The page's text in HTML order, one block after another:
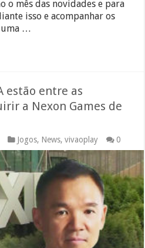
o mês das novidades e para
isso e acompanhar os
uma …
estão entre as
a Nexon Games de
Jogos, News,vivaoplay 0